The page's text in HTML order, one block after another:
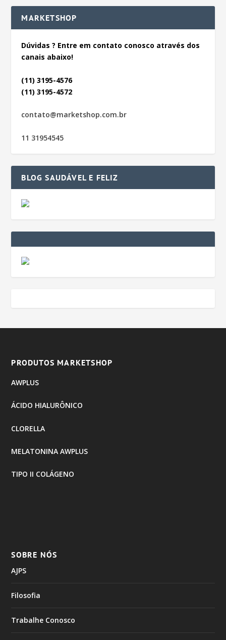
MARKETSHOP
Dúvidas ? Entre em contato conosco através dos
canais abaixo!
(11) 3195-4576
(11) 3195-4572
contato@marketshop.com.br
11 31954545
BLOG SAUDÁVEL E FELIZ
PRODUTOS MARKETSHOP
AWPLUS
ÁCIDO HIALURÔNICO
CLORELLA
MELATONINA AWPLUS
TIPO II COLÁGENO
SOBRE NÓS
AJPS
Filosofia
Trabalhe Conosco